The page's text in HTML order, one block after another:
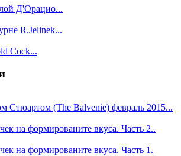
Д'Орацио...
R.Jelinek...
Cock...
Стюартом (The Balvenie) февраль 2015...
на формированите вкуса. Часть 2..
на формированите вкуса. Часть 1.